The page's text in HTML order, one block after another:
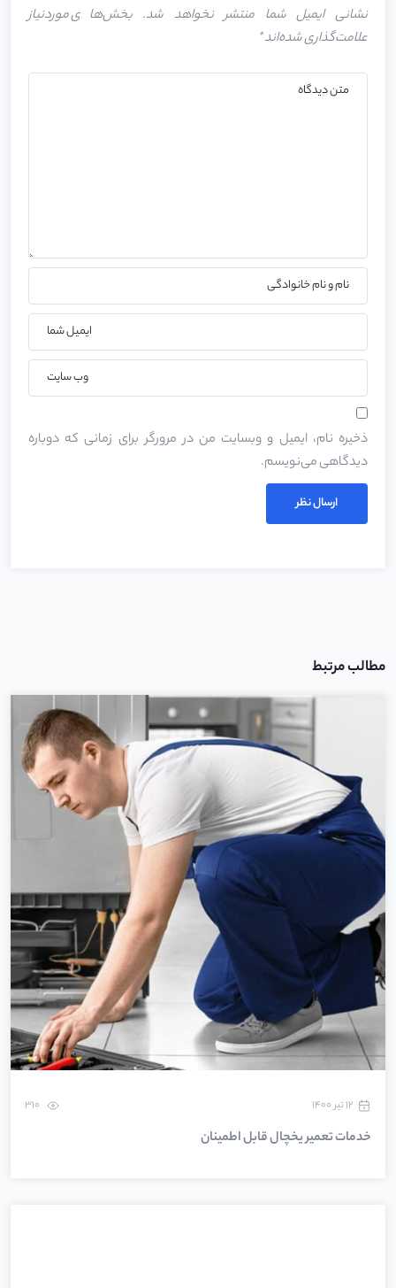
نشانی ایمیل شما منتشر نخواهد شد. بخش‌های موردنیاز
علامت‌گذاری شده‌اند*
ذخیره نام، ایمیل و وبسایت من در مرورگر برای زمانی که دوباره
دیدگاهی می‌نویسم.
مطالب مرتبط
۱۲ تیر ۱۴۰۰
خدمات تعمیر یخچال قابل اطمینان